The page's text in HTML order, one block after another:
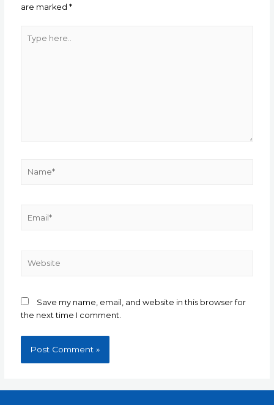
are marked*
here..
Save my name, email, and website in this browser for
the next time I comment.